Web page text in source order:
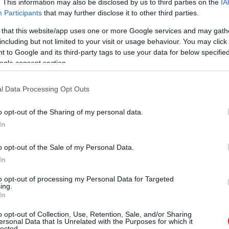
This information may also be disclosed by us to third parties on the
Participants that may further disclose it to other third parties.
that this website/app uses one or more Google services and may
but not limited to your visit or usage behaviour. You may
to Google and its third-party tags to use your data for below
consent section.
Data Processing Opt Outs
opt-out of the Sharing of my personal data.
opt-out of the Sale of my Personal Data.
opt-out of processing my Personal Data for Targeted
opt-out of Collection, Use, Retention, Sale, and/or Sharing
Data that Is Unrelated with the Purposes for which it
megtalálták a legjobb
elektromos autók hatótávjának
utasok is kellemes melegben maradnak.
ki a számodra tökéletes klímát!
17:43
bitcoinnal melegítik a holland
10:07
rengeteg energiát emészt fel, így legalább